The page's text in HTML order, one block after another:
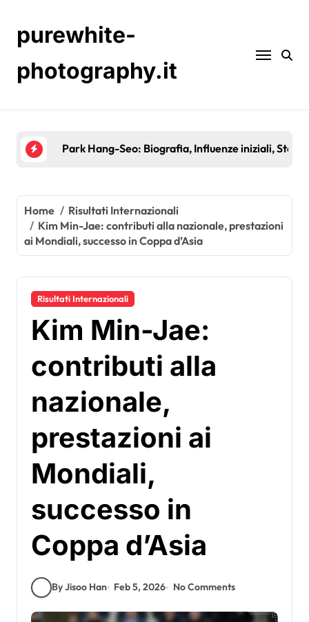
contentpurewhite-
photography.it
Lee Chung-Yong: presenze internazionali,
Home
Risultati Internazionali
Kim Min-Jae: contributi alla nazionale, prestazioni
ai Mondiali, successo in Coppa d’Asia
Risultati Internazionali
Kim Min-Jae:
contributi alla
nazionale,
prestazioni ai
Mondiali,
successo in
Coppa d’Asia
By Jisoo Han Feb 5, 2026 No Comments